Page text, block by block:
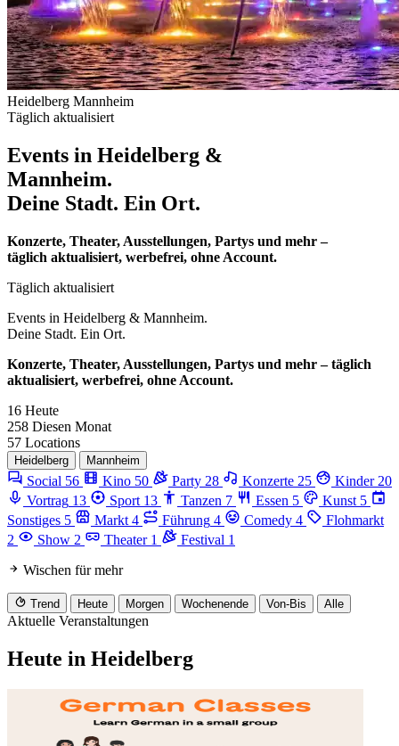
Heidelberg Mannheim
Täglich aktualisiert
Events in Heidelberg &
Mannheim.
Deine Stadt. Ein Ort.
Konzerte, Theater, Ausstellungen, Partys und mehr –
täglich aktualisiert, werbefrei, ohne Account.
Täglich aktualisiert
Events in Heidelberg & Mannheim.
Deine Stadt. Ein Ort.
Konzerte, Theater, Ausstellungen, Partys und mehr – täglich
aktualisiert, werbefrei, ohne Account.
16 Heute
258 Diesen Monat
57 Locations
Heidelberg Mannheim
Social 56 Kino 50 Party 28 Konzerte 25 Kinder 20
Vortrag 13 Sport 13 Tanzen 7 Essen 5 Kunst 5
Sonstiges 5 Markt 4 Führung 4 Comedy 4
Flohmarkt
2
Show 2 Theater 1 Festival 1
Wischen für mehr
Trend Heute Morgen Wochenende Von-Bis Alle
Aktuelle Veranstaltungen
Heute in Heidelberg